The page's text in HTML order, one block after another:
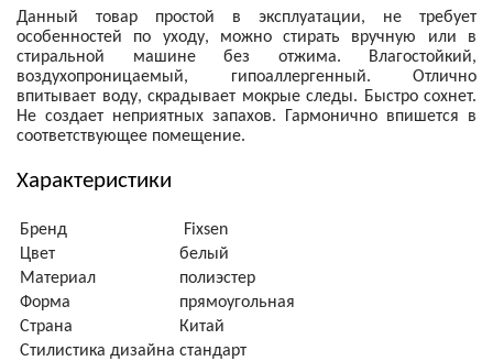
Данный товар простой в эксплуатации, не требует
особенностей по уходу, можно стирать вручную или в
стиральной машине без отжима. Влагостойкий,
воздухопроницаемый, гипоаллергенный. Отлично
впитывает воду, скрадывает мокрые следы. Быстро сохнет.
Не создает неприятных запахов. Гармонично впишется в
соответствующее помещение.
Характеристики
Бренд
Fixsen
Цвет
белый
Материал
полиэстер
Форма
прямоугольная
Страна
Китай
Стилистика дизайна стандарт